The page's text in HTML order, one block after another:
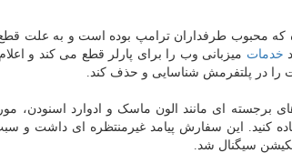
محبوب طرفداران ترامپ بوده است و به علت قطع
خدمات میزبانی وب را برای پارلر قطع می کند و
را در پلتفرمش شناسایی و حذف کند.
ای مانند الون ماسک و ادوارد اسنودن،
سیگنال شد.